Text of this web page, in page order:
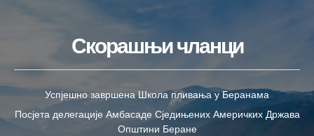
Скорашњи чланци
Успјешно завршена Школа пливања у Беранама
Посјета делегације Амбасаде Сједињених Америчких Држава
Општини Беране